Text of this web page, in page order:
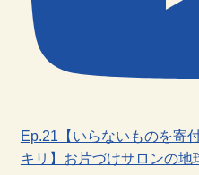
Ep.21【いらないものを寄
キリ】お片づけサロンの